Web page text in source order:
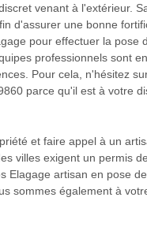
venant à l'extérieur.
d'assurer une bonne
pour effectuer la pose
professionnels sont
Pour cela, n'hésitez
parce qu'il est à votre
et faire appel à un
villes exigent un permis
Elagage artisan en pose
sommes également à